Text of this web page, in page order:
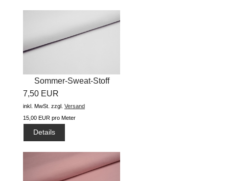
Sommer-Sweat-Stoff
7,50 EUR
inkl. MwSt. zzgl. Versand
15,00 EUR pro Meter
Details